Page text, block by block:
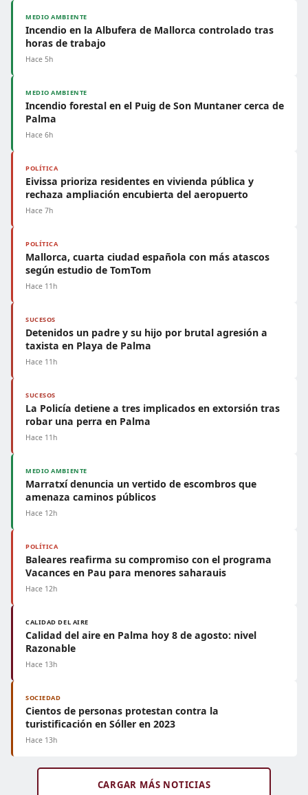
MEDIO AMBIENTE
Incendio en la Albufera de Mallorca controlado tras
horas de trabajo
Hace 5h
MEDIO AMBIENTE
Incendio forestal en el Puig de Son Muntaner cerca de
Palma
Hace 6h
POLÍTICA
Eivissa prioriza residentes en vivienda pública y
rechaza ampliación encubierta del aeropuerto
Hace 7h
POLÍTICA
Mallorca, cuarta ciudad española con más atascos
según estudio de TomTom
Hace 11h
SUCESOS
Detenidos un padre y su hijo por brutal agresión a
taxista en Playa de Palma
Hace 11h
SUCESOS
La Policía detiene a tres implicados en extorsión tras
robar una perra en Palma
Hace 11h
MEDIO AMBIENTE
Marratxí denuncia un vertido de escombros que
amenaza caminos públicos
Hace 12h
POLÍTICA
Baleares reafirma su compromiso con el programa
Vacances en Pau para menores saharauis
Hace 12h
CALIDAD DEL AIRE
Calidad del aire en Palma hoy 8 de agosto: nivel
Razonable
Hace 13h
SOCIEDAD
Cientos de personas protestan contra la
turistificación en Sóller en 2023
Hace 13h
CARGAR MÁS NOTICIAS